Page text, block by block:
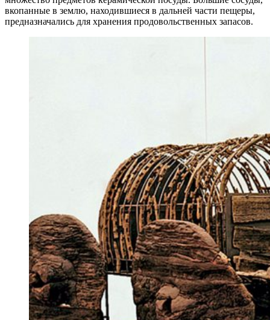
вкопанные в землю, находившиеся в дальней части пещеры,
предназначались для хранения продовольственных запасов.